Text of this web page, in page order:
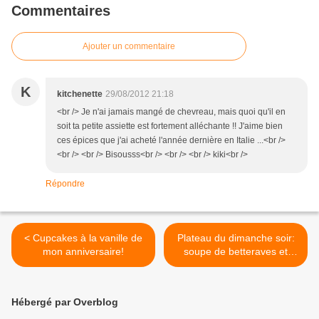
Commentaires
Ajouter un commentaire
K kitchenette 29/08/2012 21:18
<br /> Je n'ai jamais mangé de chevreau, mais quoi qu'il en
soit ta petite assiette est fortement alléchante !! J'aime bien
ces épices que j'ai acheté l'année dernière en Italie ...<br />
<br /> <br /> Bisousss<br /> <br /> <br /> kiki<br />
Répondre
< Cupcakes à la vanille de
mon anniversaire!
Plateau du dimanche soir:
soupe de betteraves et
tartines. >
Hébergé par Overblog